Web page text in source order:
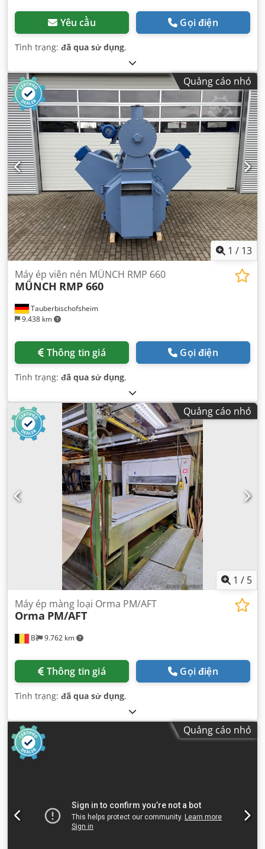
Yêu cầu Gọi điện
Tình trạng: đã qua sử dụng,
Quảng cáo nhỏ
1 / 13
Tauberbischofsheim
9.438 km
Máy ép viên nén MÜNCH RMP 660
MÜNCH RMP 660
Thông tin giá Gọi điện
Tình trạng: đã qua sử dụng,
Quảng cáo nhỏ
1 / 5
Bỉ 9.762 km
Máy ép màng loại Orma PM/AFT
Orma PM/AFT
Thông tin giá Gọi điện
Tình trạng: đã qua sử dụng,
Quảng cáo nhỏ